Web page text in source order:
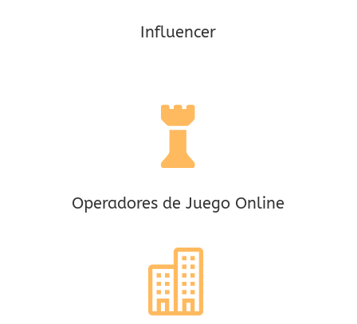
Influencer

Operadores de Juego Online
